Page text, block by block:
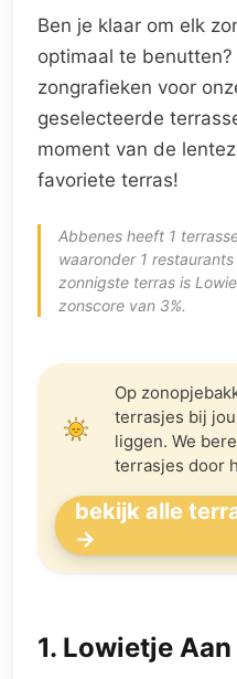
Ben je klaar om elk
optimaal te
zongrafieken voor
geselecteerde
moment van de
favoriete terras!
Abbenes heeft 1
waaronder 1
zonnigste terras is
zonscore van 3%.
Op
terrasjes bij
liggen. We
terrasjes door
bekijk alle
→
1. Lowietje Aan